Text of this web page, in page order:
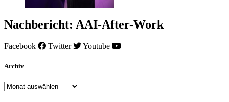
Nachbericht: AAI-After-Work
Facebook Twitter Youtube
Archiv
Archiv